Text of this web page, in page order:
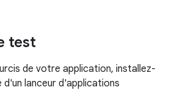
test
de votre application, installez-
d'un lanceur d'applications